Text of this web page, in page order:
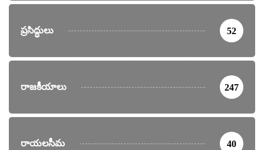
ప్రసిద్ధులు 52
రాజకీయాలు 247
రాయలసీమ 40